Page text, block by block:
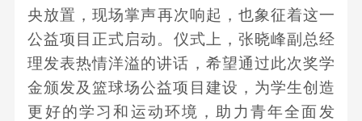
央放置 ，现场掌声再次响起，也象征着这一
公益项目正式启动。 仪式上，张晓峰副总经
理发表热情洋溢的讲话，希望通过此次奖学
金颁发及篮球场公益项目建设，为学生创造
更好的学习和运动环境，助力青年全面发